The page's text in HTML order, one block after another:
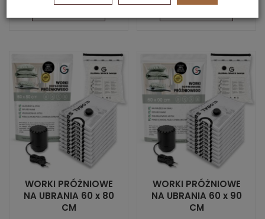
Do koszyka Do koszyka
WORKI PRÓŻNIOWE
NA UBRANIA 60 x 80
CM
WORKI PRÓŻNIOWE
NA UBRANIA 60 x 90
CM